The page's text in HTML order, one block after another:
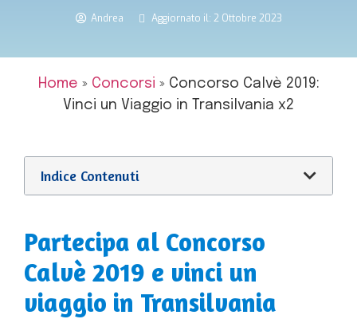
Andrea Aggiornato il: 2 Ottobre 2023
Home » Concorsi » Concorso Calvè 2019:
Vinci un Viaggio in Transilvania x2
Indice Contenuti
Partecipa al Concorso
Calvè 2019 e vinci un
viaggio in Transilvania